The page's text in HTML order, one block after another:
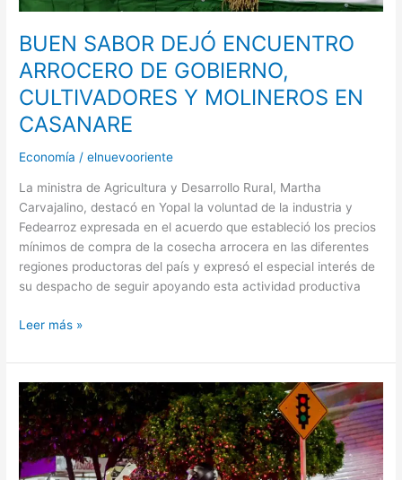
BUEN SABOR DEJÓ ENCUENTRO
ARROCERO DE GOBIERNO,
CULTIVADORES Y MOLINEROS EN
CASANARE
Economía /elnuevooriente
La ministra de Agricultura y Desarrollo Rural, Martha
Carvajalino, destacó en Yopal la voluntad de la industria y
Fedearroz expresada en el acuerdo que estableció los precios
mínimos de compra de la cosecha arrocera en las diferentes
regiones productoras del país y expresó el especial interés de
su despacho de seguir apoyando esta actividad productiva
Leer más »
«AGRIDULCE»
BALANCE
DE
MOVILIDAD:
FUE